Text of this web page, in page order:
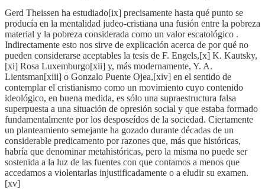
Gerd Theissen ha estudiado[ix] precisamente hasta qué punto se
producía en la mentalidad judeo-cristiana una fusión entre la pobreza
material y la pobreza considerada como un valor escatológico .
Indirectamente esto nos sirve de explicación acerca de por qué no
pueden considerarse aceptables la tesis de F. Engels,[x] K. Kautsky,
[xi] Rosa Luxemburgo[xii] y, más modernamente, Y. A.
Lientsman[xiii] o Gonzalo Puente Ojea,[xiv] en el sentido de
contemplar el cristianismo como un movimiento cuyo contenido
ideológico, en buena medida, es sólo una supraestructura falsa
superpuesta a una situación de opresión social y que estaba formado
fundamentalmente por los desposeídos de la sociedad. Ciertamente
un planteamiento semejante ha gozado durante décadas de un
considerable predicamento por razones que, más que históricas,
habría que denominar metahistóricas, pero la misma no puede ser
sostenida a la luz de las fuentes con que contamos a menos que
accedamos a violentarlas injustificadamente o a eludir su examen.
[xv]